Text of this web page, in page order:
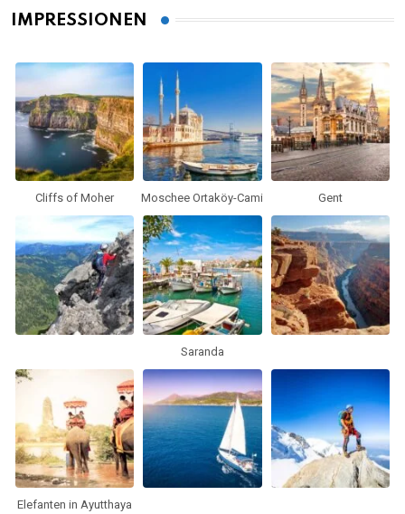
IMPRESSIONEN
Cliffs of Moher Moschee Ortaköy-Cami Gent
Saranda
Elefanten in Ayutthaya